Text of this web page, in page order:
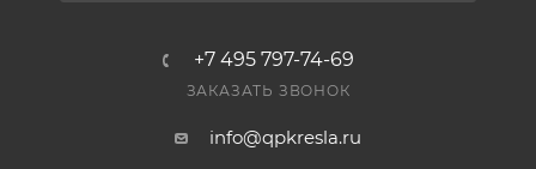
+7 495 797-74-69
ЗАКАЗАТЬ ЗВОНОК
info@qpkresla.ru